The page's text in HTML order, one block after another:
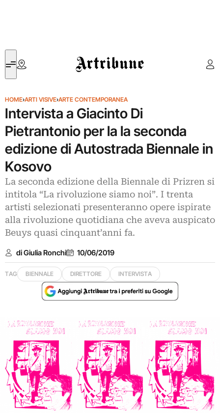
Artribune
HOME›ARTI VISIVE›ARTE CONTEMPORANEA
Intervista a Giacinto Di
Pietrantonio per la la seconda
edizione di Autostrada Biennale in
Kosovo
La seconda edizione della Biennale di Prizren si
intitola “La rivoluzione siamo noi”. I trenta
artisti selezionati presenteranno opere ispirate
alla rivoluzione quotidiana che aveva auspicato
Beuys quasi cinquant’anni fa.
di Giulia Ronchi 10/06/2019
TAG BIENNALE DIRETTORE INTERVISTA